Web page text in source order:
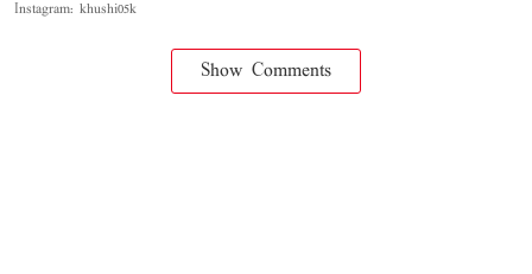
Instagram: khushi05k
Show Comments